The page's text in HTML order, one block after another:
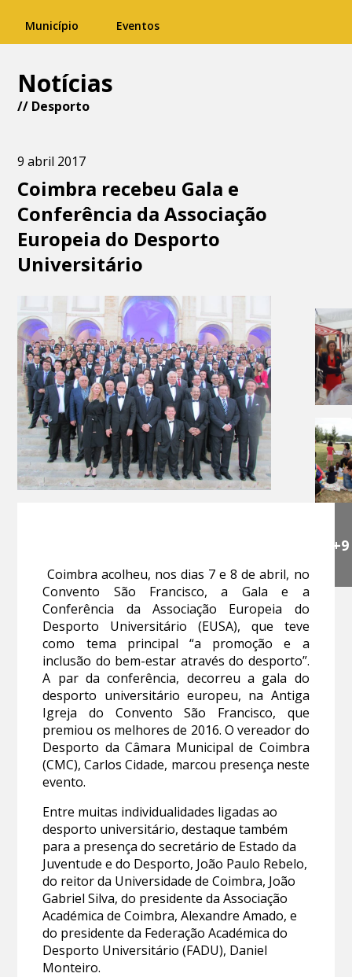
Município Eventos
Notícias
// Desporto
9 abril 2017
Coimbra recebeu Gala e
Conferência da Associação
Europeia do Desporto
Universitário
+9
Coimbra acolheu, nos dias 7 e 8 de abril, no
Convento São Francisco, a Gala e a
Conferência da Associação Europeia do
Desporto Universitário (EUSA), que teve
como tema principal “a promoção e a
inclusão do bem-estar através do desporto”.
A par da conferência, decorreu a gala do
desporto universitário europeu, na Antiga
Igreja do Convento São Francisco, que
premiou os melhores de 2016. O vereador do
Desporto da Câmara Municipal de Coimbra
(CMC), Carlos Cidade, marcou presença neste
evento.
Entre muitas individualidades ligadas ao
desporto universitário, destaque também
para a presença do secretário de Estado da
Juventude e do Desporto, João Paulo Rebelo,
do reitor da Universidade de Coimbra, João
Gabriel Silva, do presidente da Associação
Académica de Coimbra, Alexandre Amado, e
do presidente da Federação Académica do
Desporto Universitário (FADU), Daniel
Monteiro.